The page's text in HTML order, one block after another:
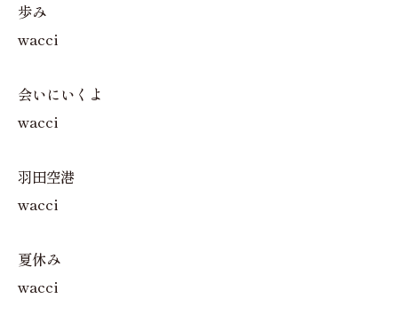
歩み
wacci
会いにいくよ
wacci
羽田空港
wacci
夏休み
wacci